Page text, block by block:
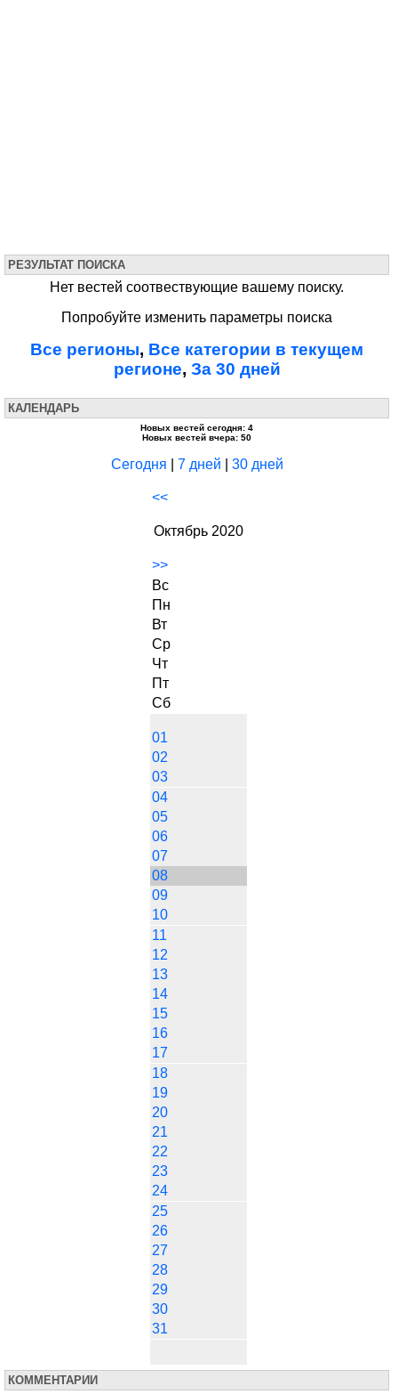
РЕЗУЛЬТАТ ПОИСКА
Нет вестей соотвествующие вашему поиску.
Попробуйте изменить параметры поиска
Все регионы, Все категории в текущем
регионе, За 30 дней
КАЛЕНДАРЬ
Новых вестей сегодня: 4
Новых вестей вчера: 50
Сегодня 7 дней 30 дней
<<
Октябрь 2020
>>
Вс
Пн
Вт
Ср
Чт
Пт
Сб
01
02
03
04
05
06
07
08
09
10
11
12
13
14
15
16
17
18
19
20
21
22
23
24
25
26
27
28
29
30
31
КОММЕНТАРИИ